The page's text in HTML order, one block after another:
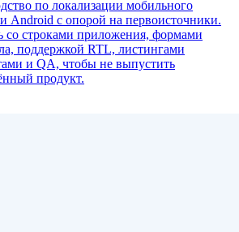
по локализации мобильного
Android с опорой на первоисточники.
со строками приложения, формами
поддержкой RTL, листингами
и QA, чтобы не выпустить
продукт.